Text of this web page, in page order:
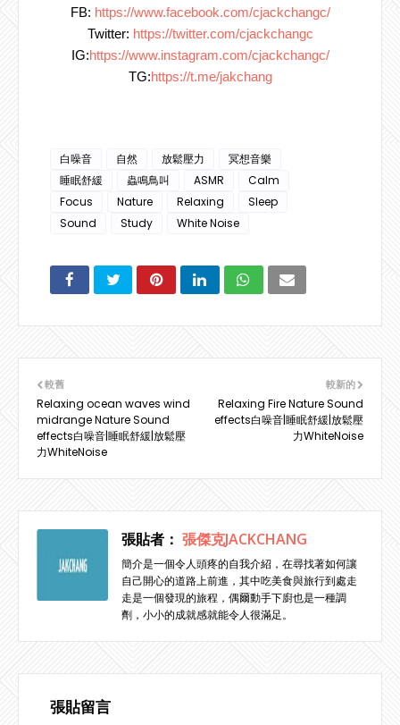
FB: https://www.facebook.com/cjackchangc/
Twitter: https://twitter.com/cjackchangc
IG:https://www.instagram.com/cjackchangc/
TG:https://t.me/jakchang
白噪音 自然 放鬆壓力
冥想音樂
睡眠舒緩
蟲鳴鳥叫 ASMR
Calm
Focus
Nature Relaxing
Sleep
Sound
Study White Noise
較新的
Relaxing Fire Nature Sound
effects白噪音|睡眠舒緩|放鬆壓
力WhiteNoise
較舊
Relaxing ocean waves wind
midrange Nature Sound
effects白噪音|睡眠舒緩|放鬆壓
力WhiteNoise
張貼者： 張傑克JACKCHANG
簡介是一個令人頭疼的自我介紹，在尋找著如何讓
自己開心的道路上前進，其中吃美食與旅行到處走
走是一個發現的旅程，偶爾動手下廚也是一種調
劑，小小的成就感就能令人很滿足。
張貼留言